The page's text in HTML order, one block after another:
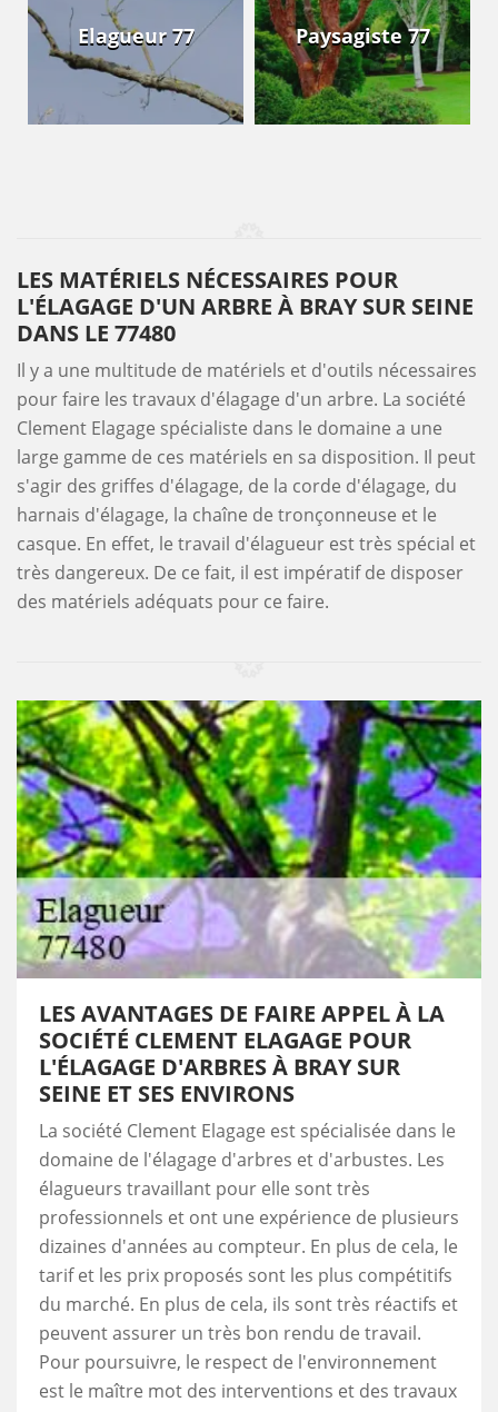
Elagueur 77 Paysagiste 77
LES MATÉRIELS NÉCESSAIRES POUR
L'ÉLAGAGE D'UN ARBRE À BRAY SUR SEINE
DANS LE 77480
Il y a une multitude de matériels et d'outils nécessaires
pour faire les travaux d'élagage d'un arbre. La société
Clement Elagage spécialiste dans le domaine a une
large gamme de ces matériels en sa disposition. Il peut
s'agir des griffes d'élagage, de la corde d'élagage, du
harnais d'élagage, la chaîne de tronçonneuse et le
casque. En effet, le travail d'élagueur est très spécial et
très dangereux. De ce fait, il est impératif de disposer
des matériels adéquats pour ce faire.
LES AVANTAGES DE FAIRE APPEL À LA
SOCIÉTÉ CLEMENT ELAGAGE POUR
L'ÉLAGAGE D'ARBRES À BRAY SUR
SEINE ET SES ENVIRONS
La société Clement Elagage est spécialisée dans le
domaine de l'élagage d'arbres et d'arbustes. Les
élagueurs travaillant pour elle sont très
professionnels et ont une expérience de plusieurs
dizaines d'années au compteur. En plus de cela, le
tarif et les prix proposés sont les plus compétitifs
du marché. En plus de cela, ils sont très réactifs et
peuvent assurer un très bon rendu de travail.
Pour poursuivre, le respect de l'environnement
est le maître mot des interventions et des travaux